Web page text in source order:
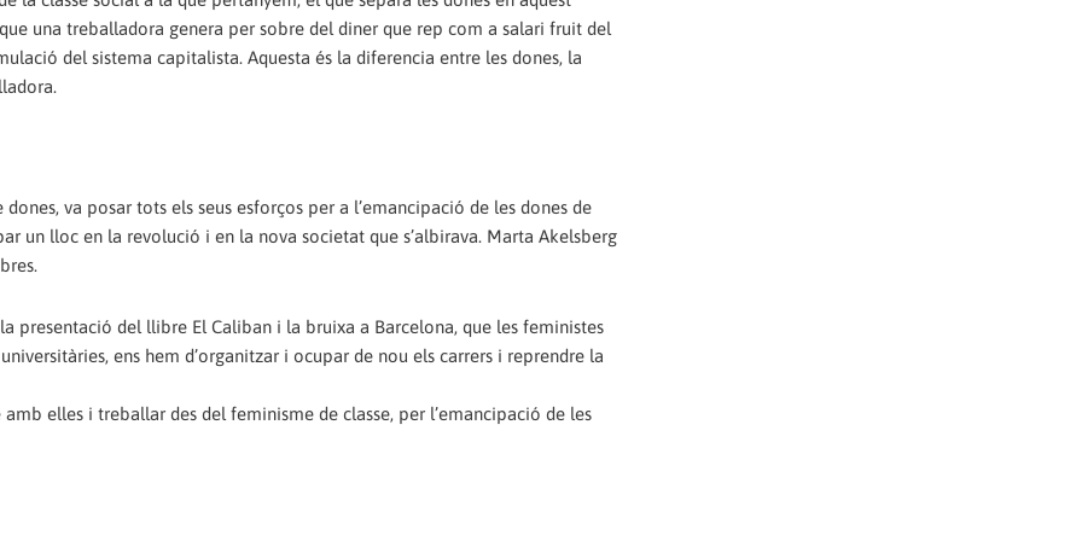
una treballadora genera per sobre del diner que rep com a salari fruit del
del sistema capitalista. Aquesta és la diferencia entre les dones, la
va posar tots els seus esforços per a l’emancipació de les dones de
un lloc en la revolució i en la nova societat que s’albirava. Marta Akelsberg
presentació del llibre El Caliban i la bruixa a Barcelona, que les feministes
ens hem d’organitzar i ocupar de nou els carrers i reprendre la
elles i treballar des del feminisme de classe, per l’emancipació de les